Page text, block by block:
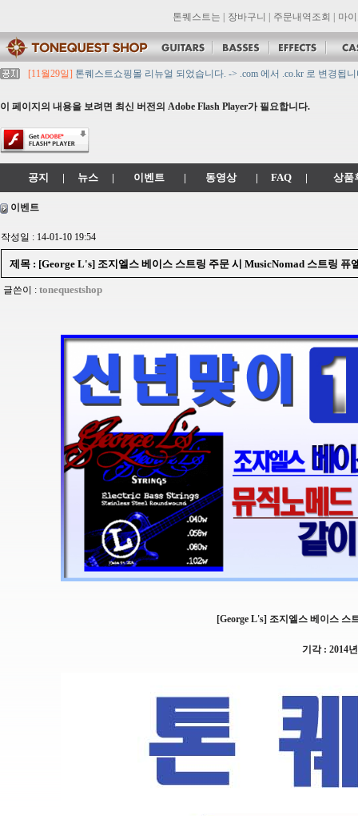
톤퀘스트는 장바구니 주문내역조회 마
[11월29일] 톤퀘스트쇼핑몰 리뉴얼 되었습니다. -> .com 에서 .co.kr 로 변경됩
[11월29일][대리점 모집] Gretsch, Jackson 대리점 모집!! 그레치기타, 잭슨기타
[11월29일]
2021년 추석 영업 시간 & 배송 공지
이 페이지의 내용을 보려면 최신 버전의 Adobe Flash Player가 필요합니다.
공지 | 뉴스 | 이벤트 | 동영상 | FAQ | 상품
이벤트
작성일 : 14-01-10 19:54
제목 : [George L's] 조지엘스 베이스 스트링 주문 시 MusicNomad 스트링 퓨
글쓴이 : tonequestshop
[George L's] 조지엘스 베이스 스
기각 : 2014